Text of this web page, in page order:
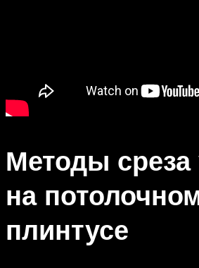
Методы среза
на
плинтусе